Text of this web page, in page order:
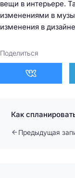
вещи в интерьере.
изменениями в
изменения в
Поделиться
Как
Предыдущая